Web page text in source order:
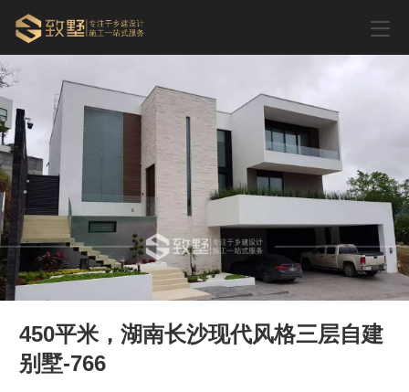
450平米，湖南长沙现代风格三层自建
别墅-766